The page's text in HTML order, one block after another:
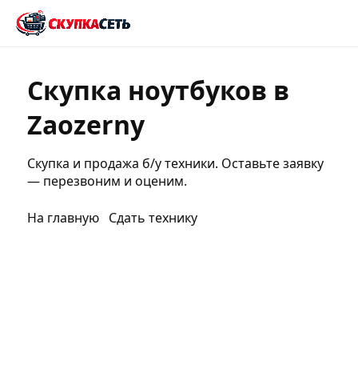
Скупка ноутбуков в
Zaozerny
Скупка и продажа б/у техники. Оставьте заявку
— перезвоним и оценим.
На главную Сдать технику